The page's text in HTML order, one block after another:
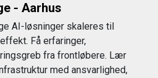
- Aarhus
AI-løsninger skaleres til
Få erfaringer,
fra frontløbere. Lær
med ansvarlighed,